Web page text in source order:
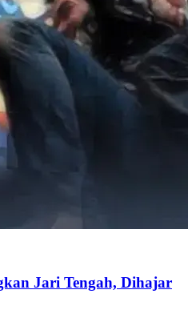
Jari Tengah, Dihajar